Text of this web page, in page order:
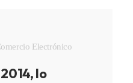
Electrónico
lo